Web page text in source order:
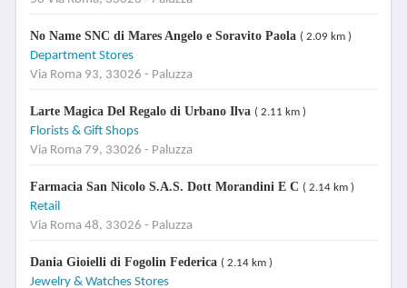
No Name SNC di Mares Angelo e Soravito Paola ( 2.09 km )
Department Stores
Via Roma 93, 33026 - Paluzza
Larte Magica Del Regalo di Urbano Ilva ( 2.11 km )
Florists & Gift Shops
Via Roma 79, 33026 - Paluzza
Farmacia San Nicolo S.A.S. Dott Morandini E C ( 2.14 km )
Retail
Via Roma 48, 33026 - Paluzza
Dania Gioielli di Fogolin Federica ( 2.14 km )
Jewelry & Watches Stores